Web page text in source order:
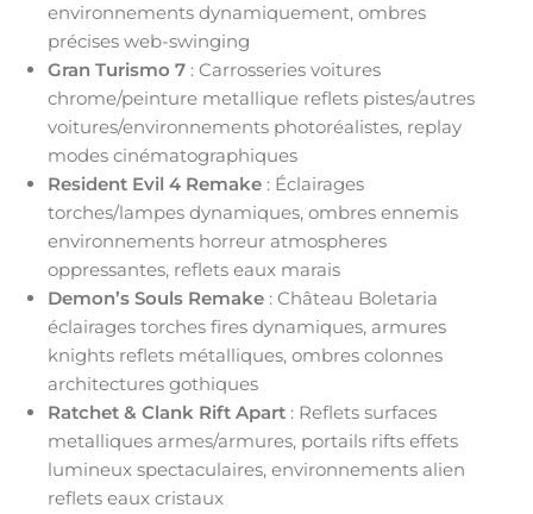
environnements dynamiquement, ombres
précises web-swinging
Gran Turismo 7 : Carrosseries voitures
chrome/peinture metallique reflets pistes/autres
voitures/environnements photoréalistes, replay
modes cinématographiques
Resident Evil 4 Remake : Éclairages
torches/lampes dynamiques, ombres ennemis
environnements horreur atmospheres
oppressantes, reflets eaux marais
Demon’s Souls Remake : Château Boletaria
éclairages torches fires dynamiques, armures
knights reflets métalliques, ombres colonnes
architectures gothiques
Ratchet & Clank Rift Apart : Reflets surfaces
metalliques armes/armures, portails rifts effets
lumineux spectaculaires, environnements alien
reflets eaux cristaux